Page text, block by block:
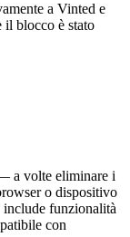
a Vinted e
il blocco è stato
a volte eliminare i
o dispositivo
include funzionalità
con